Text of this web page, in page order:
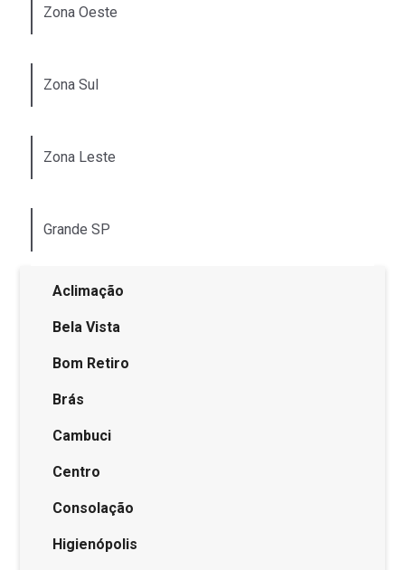
Zona Oeste
Zona Sul
Zona Leste
Grande SP
Aclimação
Bela Vista
Bom Retiro
Brás
Cambuci
Centro
Consolação
Higienópolis